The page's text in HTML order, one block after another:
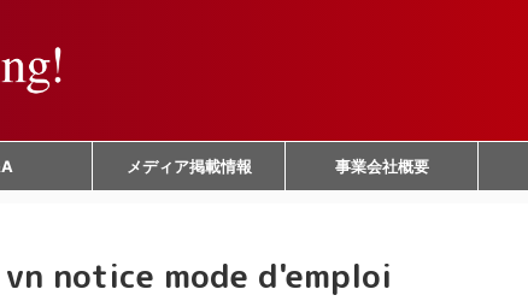
メディア掲載情報 事業会社概要
notice mode d'emploi